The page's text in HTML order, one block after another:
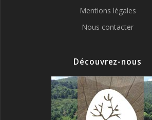
Mentions légales
Nous contacter
Découvrez-nous